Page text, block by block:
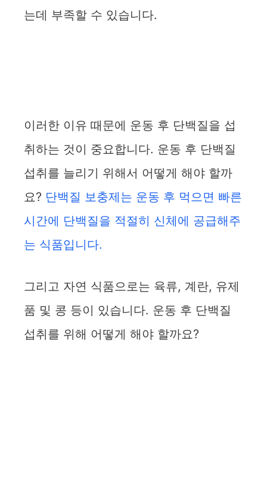
는데 부족할 수 있습니다.
이러한 이유 때문에 운동 후 단백질을 섭
취하는 것이 중요합니다. 운동 후 단백질
섭취를 늘리기 위해서 어떻게 해야 할까
요? 단백질 보충제는 운동 후 먹으면 빠른
시간에 단백질을 적절히 신체에 공급해주
는 식품입니다.
그리고 자연 식품으로는 육류, 계란, 유제
품 및 콩 등이 있습니다. 운동 후 단백질
섭취를 위해 어떻게 해야 할까요?